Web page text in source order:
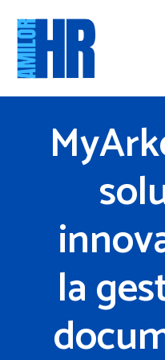
contenuto
la